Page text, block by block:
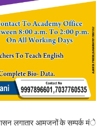
लगातार आमजनों के सम्पर्क मंे